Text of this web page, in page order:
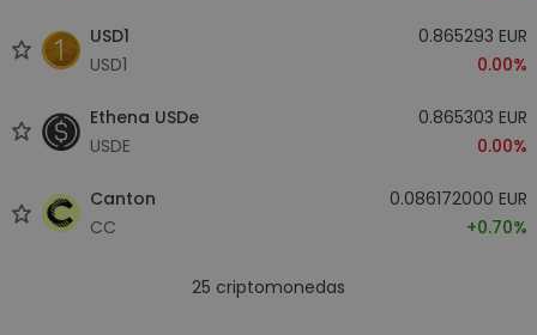
USD1
USD1
0.865293 EUR
0.00%
Ethena USDe
USDE
0.865303 EUR
0.00%
Canton
CC
0.086172000 EUR
+0.70%
25 criptomonedas